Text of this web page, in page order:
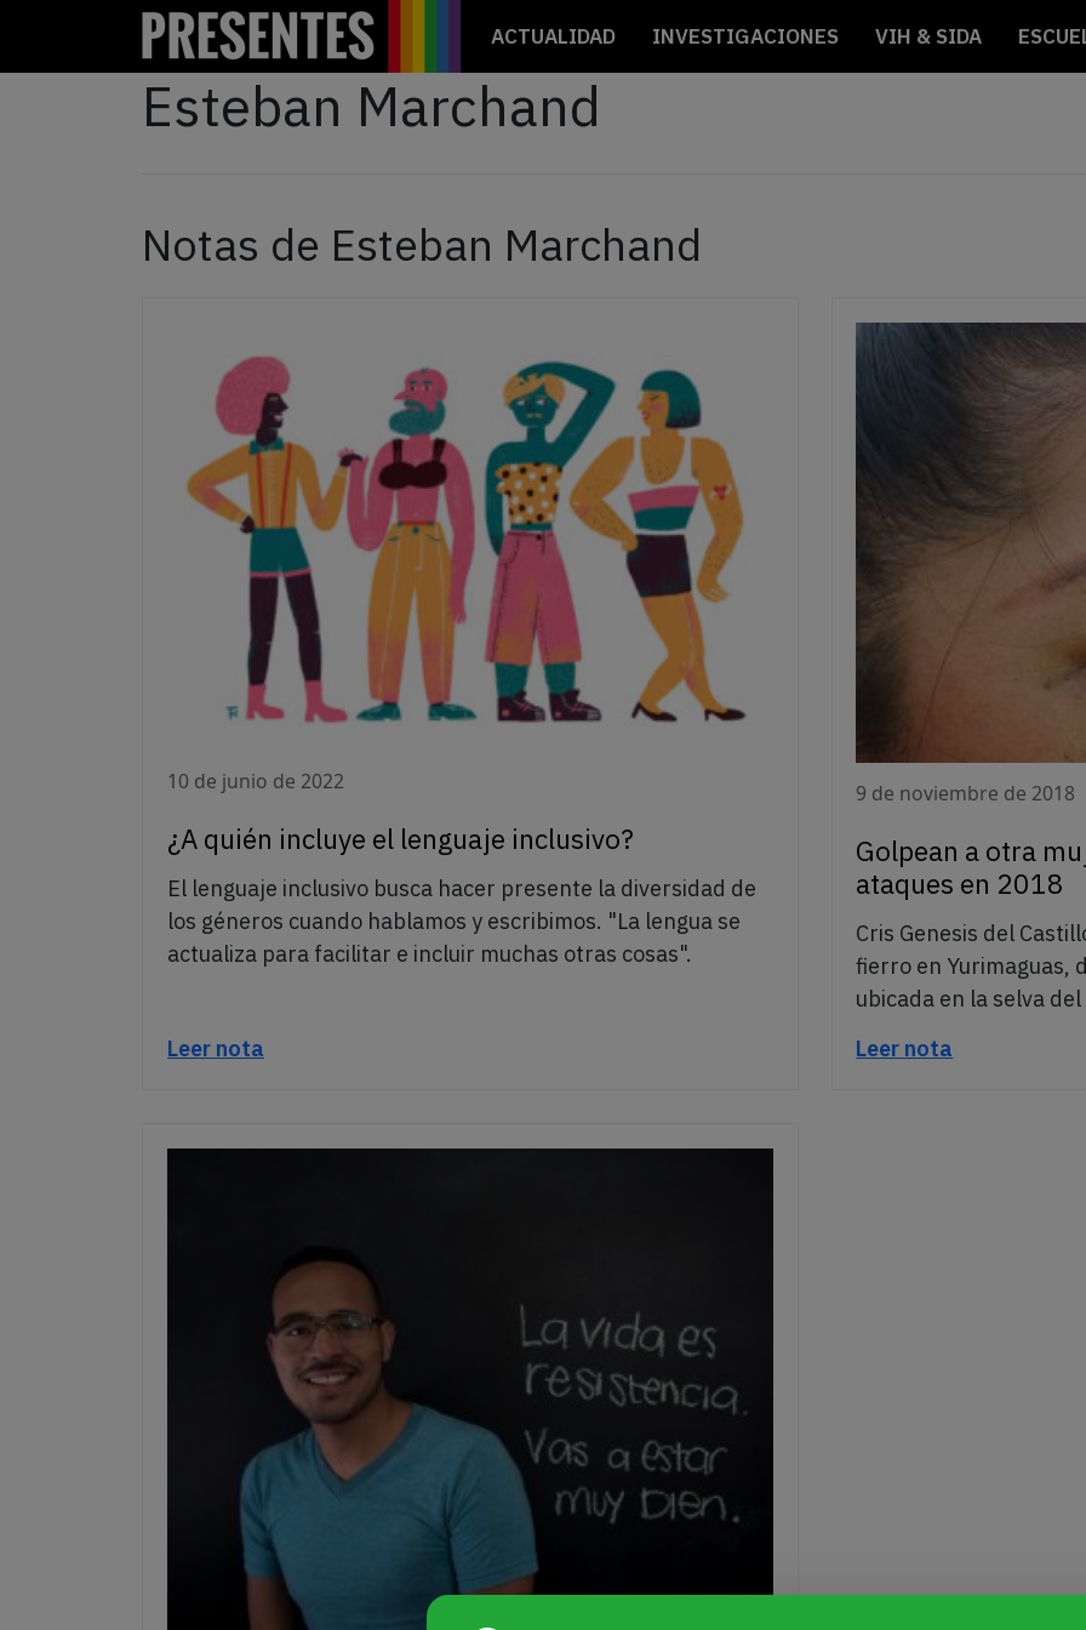
ACTUALIDAD INVESTIGACIONES VIH & SIDA
Esteban Marchand
Notas de Esteban Marchand
10 de junio de 2022
¿A quién incluye el lenguaje inclusivo?
El lenguaje inclusivo busca hacer presente la diversidad de
los géneros cuando hablamos y escribimos. "La lengua se
actualiza para facilitar e incluir muchas otras cosas".
Leer nota
9 de noviembre de 2018
Golpean a otra
ataques en 2018
Cris Genesis del
fierro en Yurimaguas,
ubicada en la selva
Leer nota